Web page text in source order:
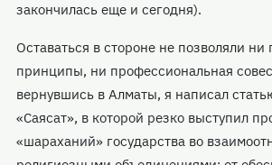
закончилась еще и сегодня).
Оставаться в стороне не позволяли
принципы, ни профессиональная
вернувшись в Алматы, я написал
«Саясат», в которой резко выступил
«шараханий» государства во